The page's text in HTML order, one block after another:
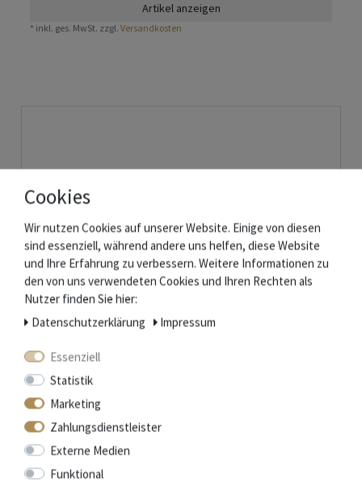
Artikel anzeigen
* inkl. ges. MwSt. zzgl.Versandkosten
Natürlicher Messer Schleifstein aus den Pyrenäen
Cookies
Wir nutzen Cookies auf unserer Website. Einige von diesen
sind essenziell, während andere uns helfen, diese Website
und Ihre Erfahrung zu verbessern. Weitere Informationen zu
den von uns verwendeten Cookies und Ihren Rechten als
Nutzer finden Sie hier:
Daten­schutz­erklärung
Impressum
Essenziell
Statistik
Marketing
Zahlungsdienstleister
Externe Medien
Funktional